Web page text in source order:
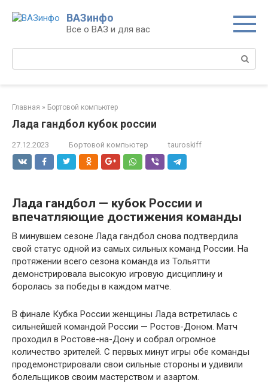
ВАЗинфо
Все о ВАЗ и для вас
Поиск:
Главная » Бортовой компьютер
Лада гандбол кубок россии
27.12.2023 Бортовой компьютер tauroskiff
Лада гандбол — кубок России и
впечатляющие достижения команды
В минувшем сезоне Лада гандбол снова подтвердила
свой статус одной из самых сильных команд России. На
протяжении всего сезона команда из Тольятти
демонстрировала высокую игровую дисциплину и
боролась за победы в каждом матче.
В финале Кубка России женщины Лада встретилась с
сильнейшей командой России — Ростов-Доном. Матч
проходил в Ростове-на-Дону и собрал огромное
количество зрителей. С первых минут игры обе команды
продемонстрировали свои сильные стороны и удивили
болельщиков своим мастерством и азартом.